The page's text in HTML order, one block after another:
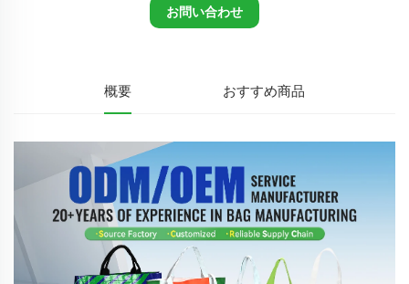
お問い合わせ
概要 おすすめ商品